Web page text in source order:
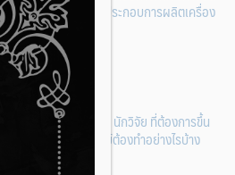
คำขอจดทะเบียนสถานประกอบการผลิตเครื่อง
มือแพทย์ (รายใหม่)
22 กรกฎาคม 2026
ผู้ประกอบการผลิต และ นักวิจัย ที่ต้องการขึ้น
ทะเบียนเครื่องมือแพทย์ต้องทำอย่างไรบ้าง
22 กรกฎาคม 2026